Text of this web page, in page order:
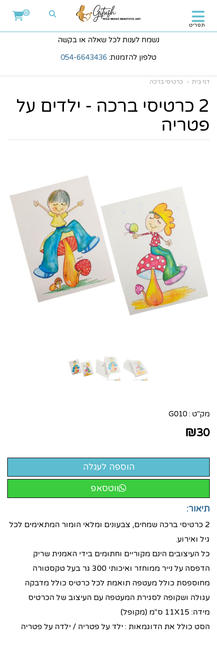
נשמח לענות לכל שאלה או בקשה
טלפון להזמנות: 054-6643436
תפריט
0
דף בית כרטיסי ברכה
2 כרטיסי ברכה - ילדים על
פטריה
מק"ט : G010
₪30
ווטסאפ
תיאור:
2 כרטיסי ברכה שמחים, צבעונים ומלאי הומור המתאימים לכל
גיל ואירוע.
כל העיצובים הינם מקוריים וחתומים בידי האמנית שריק
הדפסה על נייר ממוחזר ואיכותי 300 גר בעל טקסטורה
מחוספסת כולל מעטפה תואמת לכל כרטיס כולל מדבקה
עגולה ושקופה לסגירת המעטפה עם העיצוב של הכרטיס
מידה: 11X15 ס"מ (מקופל)
הסט כולל את הדוגמאות : ילד על פטריה / ילדה על פטריה